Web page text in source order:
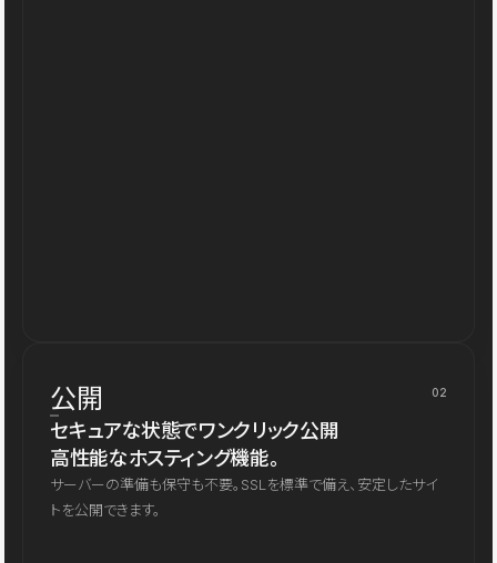
公開 02
セキュアな状態でワンクリック公開
高性能なホスティング機能。
サーバーの準備も保守も不要。SSLを標準で備え、安定したサイ
トを公開できます。